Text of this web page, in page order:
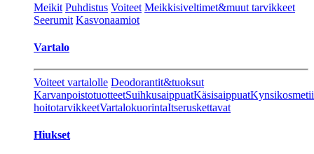
Meikit Puhdistus Voiteet Meikkisiveltimet&muut tarvikkeet
Seerumit Kasvonaamiot
Vartalo
Voiteet vartalolle Deodorantit&tuoksut
KarvanpoistotuotteetSuihkusaippuatKäsisaippuat
hoitotarvikkeetVartalokuorintaItseruskettavat
Hiukset